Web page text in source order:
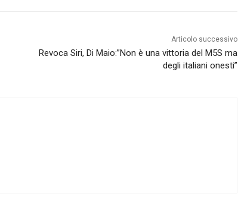
Articolo successivo
Revoca Siri, Di Maio:”Non è una vittoria del M5S ma
degli italiani onesti”